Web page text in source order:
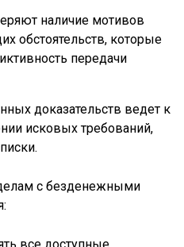
наличие мотивов
обстоятельств, которые
передачи
доказательств ведет к
исковых требований,
с безденежными
все доступные